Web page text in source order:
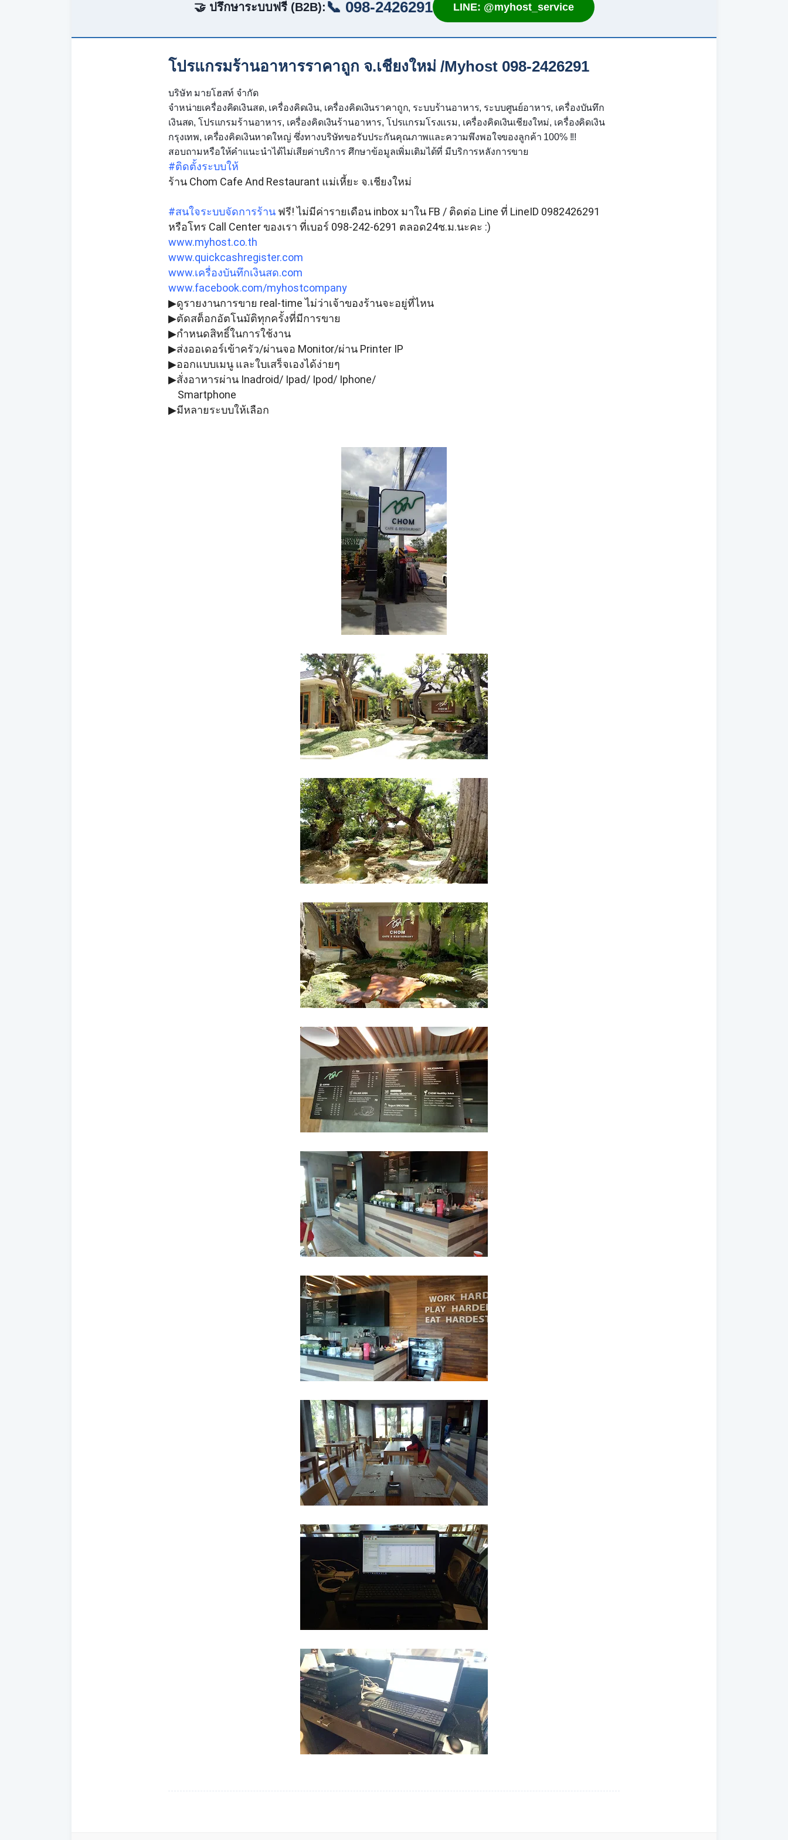
🤝 ปรึกษาระบบฟรี (B2B): 📞 098-2426291 LINE: @myhost_service
โปรแกรมร้านอาหารราคาถูก จ.เชียงใหม่ /Myhost 098-2426291
บริษัท มายโฮสท์ จำกัด
จำหน่ายเครื่องคิดเงินสด, เครื่องคิดเงิน, เครื่องคิดเงินราคาถูก, ระบบร้านอาหาร, ระบบศูนย์อาหาร, เครื่องบันทึก
เงินสด, โปรแกรมร้านอาหาร, เครื่องคิดเงินร้านอาหาร, โปรแกรมโรงแรม, เครื่องคิดเงินเชียงใหม่, เครื่องคิดเงิน
กรุงเทพ, เครื่องคิดเงินหาดใหญ่ ซึ่งทางบริษัทขอรับประกันคุณภาพและความพึงพอใจของลูกค้า 100% !!!
สอบถามหรือให้คำแนะนำได้ไม่เสียค่าบริการ ศึกษาข้อมูลเพิ่มเติมได้ที่ มีบริการหลังการขาย
#ติดตั้งระบบให้
ร้าน Chom Cafe And Restaurant แม่เหี้ยะ จ.เชียงใหม่
#สนใจระบบจัดการร้าน ฟรี! ไม่มีค่ารายเดือน inbox มาใน FB / ติดต่อ Line ที่ LineID 0982426291
หรือโทร Call Center ของเรา ที่เบอร์ 098-242-6291 ตลอด24ช.ม.นะคะ :)
www.myhost.co.th
www.quickcashregister.com
www.เครื่องบันทึกเงินสด.com
www.facebook.com/myhostcompany
▶ดูรายงานการขาย real-time ไม่ว่าเจ้าของร้านจะอยู่ที่ไหน
▶ตัดสต็อกอัตโนมัติทุกครั้งที่มีการขาย
▶กำหนดสิทธิ์ในการใช้งาน
▶ส่งออเดอร์เข้าครัว/ผ่านจอ Monitor/ผ่าน Printer IP
▶ออกแบบเมนู และใบเสร็จเองได้ง่ายๆ
▶สั่งอาหารผ่าน Inadroid/ Ipad/ Ipod/ Iphone/
    Smartphone
▶มีหลายระบบให้เลือก